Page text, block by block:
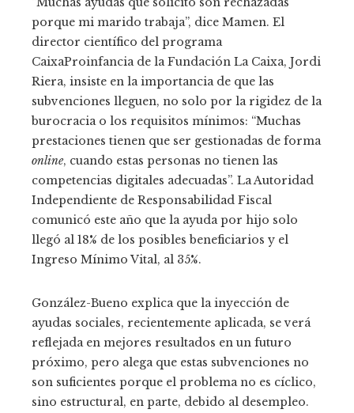
porque mi marido trabaja”, dice Mamen. El
director científico del programa
CaixaProinfancia de la Fundación La Caixa, Jordi
Riera, insiste en la importancia de que las
subvenciones lleguen, no solo por la rigidez de la
burocracia o los requisitos mínimos: “Muchas
prestaciones tienen que ser gestionadas de forma
online, cuando estas personas no tienen las
competencias digitales adecuadas”. La Autoridad
Independiente de Responsabilidad Fiscal
comunicó este año que la ayuda por hijo solo
llegó al 18% de los posibles beneficiarios y el
Ingreso Mínimo Vital, al 35%.
González-Bueno explica que la inyección de
ayudas sociales, recientemente aplicada, se verá
reflejada en mejores resultados en un futuro
próximo, pero alega que estas subvenciones no
son suficientes porque el problema no es cíclico,
sino estructural, en parte, debido al desempleo.